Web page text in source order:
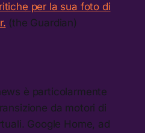
per la sua foto di
(the Guardian)
è particolarmente
da motori di
Google Home, ad